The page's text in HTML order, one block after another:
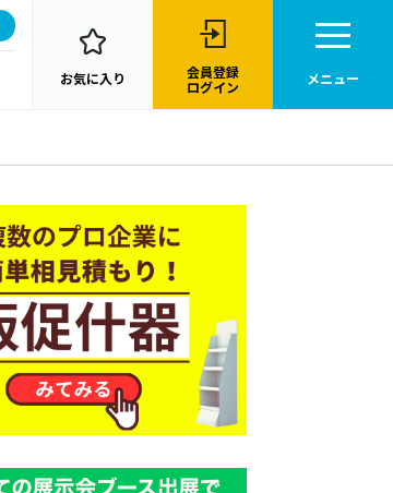
お気に入り
会員登録
ログイン
メニュー